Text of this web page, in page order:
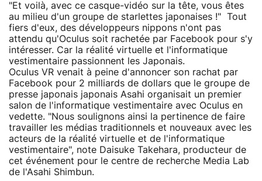
"Et voilà, avec ce casque-vidéo sur la tête, vous êtes
au milieu d'un groupe de starlettes japonaises !" Tout
fiers d'eux, des développeurs nippons n'ont pas
attendu qu'Oculus soit rachetée par Facebook pour s'y
intéresser. Car la réalité virtuelle et l'informatique
vestimentaire passionnent les Japonais.
Oculus VR venait à peine d'annoncer son rachat par
Facebook pour 2 milliards de dollars que le groupe de
presse japonais japonais Asahi organisait un premier
salon de l'informatique vestimentaire avec Oculus en
vedette. "Nous soulignons ainsi la pertinence de faire
travailler les médias traditionnels et nouveaux avec les
acteurs de la réalité virtuelle et de l'informatique
vestimentaire", note Daisuke Takehara, producteur de
cet événement pour le centre de recherche Media Lab
de l'Asahi Shimbun.